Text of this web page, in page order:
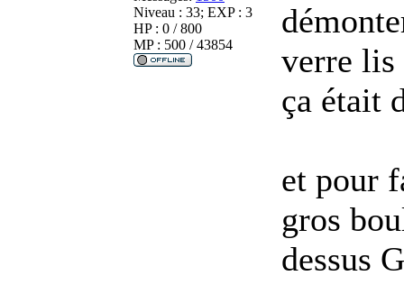
Niveau : 33; EXP : 3
HP : 0 / 800
MP : 500 / 43854
verre lis
ça était
et pour
gros
dessus